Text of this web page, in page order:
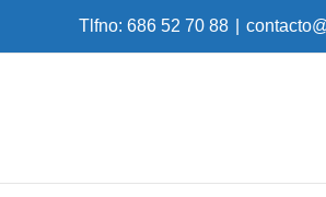
Tlfno: 686 52 70 88